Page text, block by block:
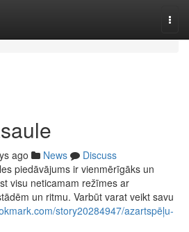
ago News
Discuss
piedāvājums ir vienmērīgāks un
visu neticamam režīmes ar
un ritmu. Varbūt varat veikt savu
story20284947/azartspēļu-